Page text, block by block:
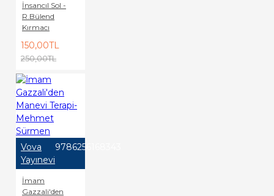
İnsancıl Sol -
R.Bülend
Kırmacı
150,00TL
250,00TL
Vova
Yayınevi
9786256168343
İmam
Gazzali'den